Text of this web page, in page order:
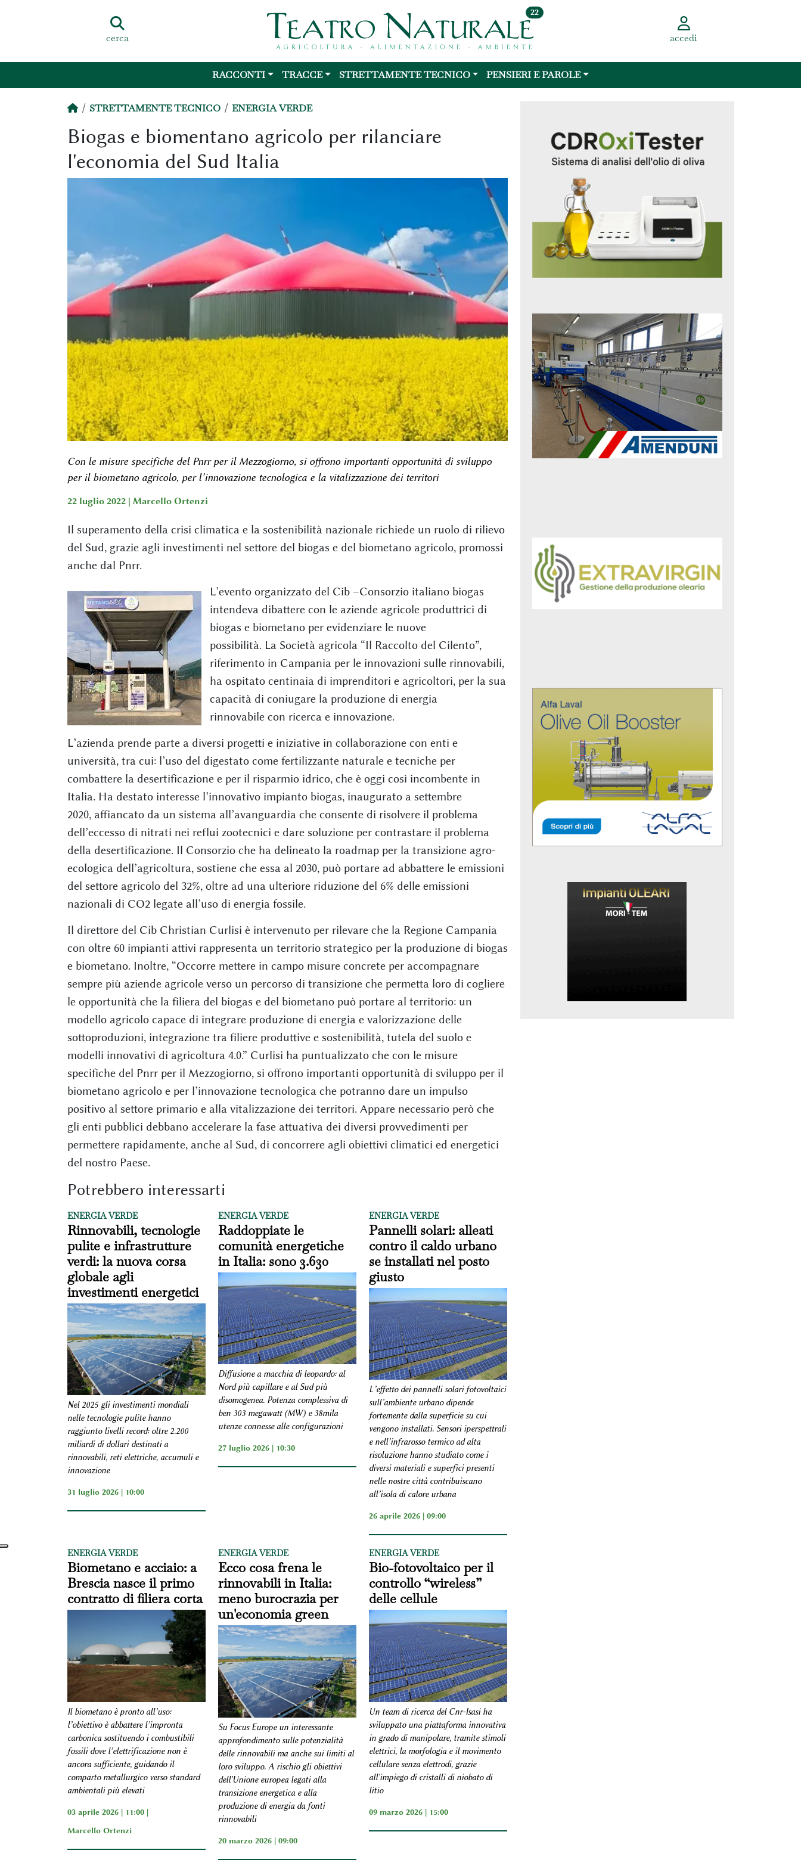
cerca
22
accedi
RACCONTI TRACCE STRETTAMENTE TECNICO PENSIERI E PAROLE
STRETTAMENTE TECNICO ENERGIA VERDE
Biogas e biomentano agricolo per rilanciare
l'economia del Sud Italia
Con le misure specifiche del Pnrr per il Mezzogiorno, si offrono importanti opportunità di sviluppo
per il biometano agricolo, per l’innovazione tecnologica e la vitalizzazione dei territori
22 luglio 2022 | Marcello Ortenzi
Il superamento della crisi climatica e la sostenibilità nazionale richiede un ruolo di rilievo
del Sud, grazie agli investimenti nel settore del biogas e del biometano agricolo, promossi
anche dal Pnrr.
L’evento organizzato del Cib –Consorzio italiano biogas
intendeva dibattere con le aziende agricole produttrici di
biogas e biometano per evidenziare le nuove
possibilità. La Società agricola “Il Raccolto del Cilento”,
riferimento in Campania per le innovazioni sulle rinnovabili,
ha ospitato centinaia di imprenditori e agricoltori, per la sua
capacità di coniugare la produzione di energia
rinnovabile con ricerca e innovazione.
L’azienda prende parte a diversi progetti e iniziative in collaborazione con enti e
università, tra cui: l’uso del digestato come fertilizzante naturale e tecniche per
combattere la desertificazione e per il risparmio idrico, che è oggi così incombente in
Italia. Ha destato interesse l’innovativo impianto biogas, inaugurato a settembre
2020, affiancato da un sistema all’avanguardia che consente di risolvere il problema
dell’eccesso di nitrati nei reflui zootecnici e dare soluzione per contrastare il problema
della desertificazione. Il Consorzio che ha delineato la roadmap per la transizione agro-
ecologica dell’agricoltura, sostiene che essa al 2030, può portare ad abbattere le emissioni
del settore agricolo del 32%, oltre ad una ulteriore riduzione del 6% delle emissioni
nazionali di CO2 legate all’uso di energia fossile.
Il direttore del Cib Christian Curlisi è intervenuto per rilevare che la Regione Campania
con oltre 60 impianti attivi rappresenta un territorio strategico per la produzione di biogas
e biometano. Inoltre, “Occorre mettere in campo misure concrete per accompagnare
sempre più aziende agricole verso un percorso di transizione che permetta loro di cogliere
le opportunità che la filiera del biogas e del biometano può portare al territorio: un
modello agricolo capace di integrare produzione di energia e valorizzazione delle
sottoproduzioni, integrazione tra filiere produttive e sostenibilità, tutela del suolo e
modelli innovativi di agricoltura 4.0.” Curlisi ha puntualizzato che con le misure
specifiche del Pnrr per il Mezzogiorno, si offrono importanti opportunità di sviluppo per il
biometano agricolo e per l’innovazione tecnologica che potranno dare un impulso
positivo al settore primario e alla vitalizzazione dei territori. Appare necessario però che
gli enti pubblici debbano accelerare la fase attuativa dei diversi provvedimenti per
permettere rapidamente, anche al Sud, di concorrere agli obiettivi climatici ed energetici
del nostro Paese.
Potrebbero interessarti
ENERGIA VERDE
Rinnovabili, tecnologie
pulite e infrastrutture
verdi: la nuova corsa
globale agli
investimenti energetici
Nel 2025 gli investimenti mondiali
nelle tecnologie pulite hanno
raggiunto livelli record: oltre 2.200
miliardi di dollari destinati a
rinnovabili, reti elettriche, accumuli e
innovazione
31 luglio 2026 | 10:00
ENERGIA VERDE
Raddoppiate le
comunità energetiche
in Italia: sono 3.630
Diffusione a macchia di leopardo: al
Nord più capillare e al Sud più
disomogenea. Potenza complessiva di
ben 303 megawatt (MW) e 38mila
utenze connesse alle configurazioni
27 luglio 2026 | 10:30
ENERGIA VERDE
Pannelli solari: alleati
contro il caldo urbano
se installati nel posto
giusto
L’effetto dei pannelli solari fotovoltaici
sull’ambiente urbano dipende
fortemente dalla superficie su cui
vengono installati. Sensori iperspettrali
e nell’infrarosso termico ad alta
risoluzione hanno studiato come i
diversi materiali e superfici presenti
nelle nostre città contribuiscano
all’isola di calore urbana
26 aprile 2026 | 09:00
ENERGIA VERDE
Biometano e acciaio: a
Brescia nasce il primo
contratto di filiera corta
Il biometano è pronto all’uso:
l’obiettivo è abbattere l’impronta
carbonica sostituendo i combustibili
fossili dove l’elettrificazione non è
ancora sufficiente, guidando il
comparto metallurgico verso standard
ambientali più elevati
03 aprile 2026 | 11:00 |
Marcello Ortenzi
ENERGIA VERDE
Ecco cosa frena le
rinnovabili in Italia:
meno burocrazia per
un'economia green
Su Focus Europe un interessante
approfondimento sulle potenzialità
delle rinnovabili ma anche sui limiti al
loro sviluppo. A rischio gli obiettivi
dell'Unione europea legati alla
transizione energetica e alla
produzione di energia da fonti
rinnovabili
20 marzo 2026 | 09:00
ENERGIA VERDE
Bio-fotovoltaico per il
controllo “wireless”
delle cellule
Un team di ricerca del Cnr-Isasi ha
sviluppato una piattaforma innovativa
in grado di manipolare, tramite stimoli
elettrici, la morfologia e il movimento
cellulare senza elettrodi, grazie
all'impiego di cristalli di niobato di
litio
09 marzo 2026 | 15:00